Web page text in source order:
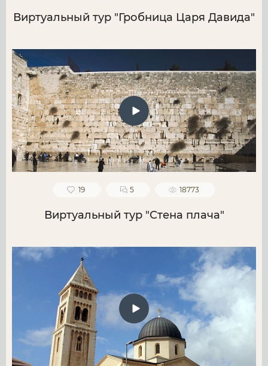
Виртуальный тур "Гробница Царя Давида"
19 5 18773
Виртуальный тур "Стена плача"